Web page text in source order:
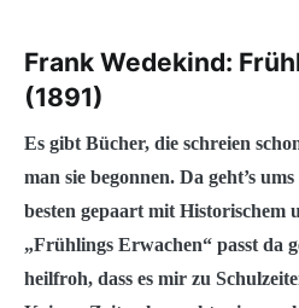
Frank Wedekind:
(1891)
Es gibt Bücher, die schreien
man sie begonnen. Da geht’s
besten gepaart mit Historischem
„Frühlings Erwachen“ passt da
heilfroh, dass es mir zu